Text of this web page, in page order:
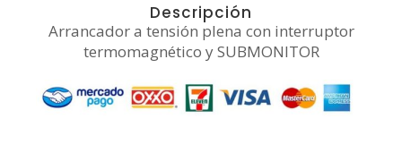
Descripción
Arrancador a tensión plena con interruptor
termomagnético y SUBMONITOR